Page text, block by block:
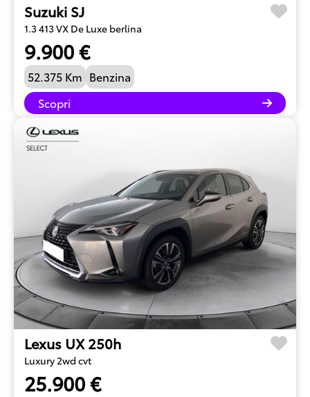
Suzuki SJ
1.3 413 VX De Luxe berlina
9.900 €
52.375 Km Benzina
Scopri
Lexus UX 250h
Luxury 2wd cvt
25.900 €